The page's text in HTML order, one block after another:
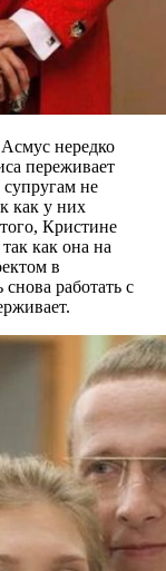
нередко
переживает
не
как у них
Кристине
как она на
в
работать с